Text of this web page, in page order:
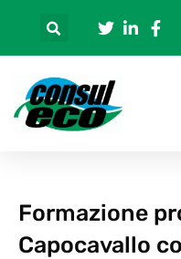
Formazione
Capocavallo